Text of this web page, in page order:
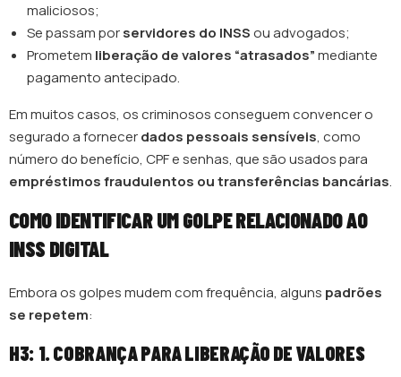
maliciosos;
Se passam porservidores do INSSou advogados;
Prometem liberação de valores “atrasados”mediante
pagamento antecipado.
Em muitos casos, os criminosos conseguem convencer o
segurado a fornecerdados pessoais sensíveis, como
número do benefício, CPF e senhas, que são usados para
empréstimos fraudulentos ou transferências bancárias.
COMO IDENTIFICAR UM GOLPE RELACIONADO AO
INSS DIGITAL
Embora os golpes mudem com frequência, alguns padrões
se repetem:
H3: 1. COBRANÇA PARA LIBERAÇÃO DE VALORES